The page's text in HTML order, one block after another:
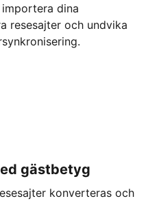
dina
resesajter och undvika
gästbetyg
konverteras och